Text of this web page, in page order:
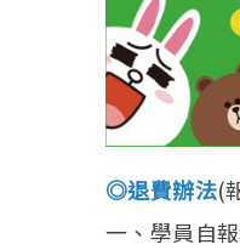
◎退費辦法(
一、學員自